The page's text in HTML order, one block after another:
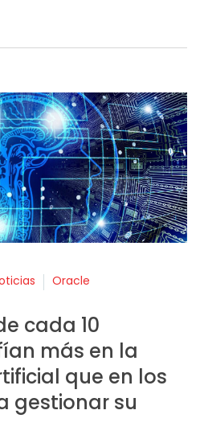
Oracle
cada 10
más en la
que en los
gestionar su